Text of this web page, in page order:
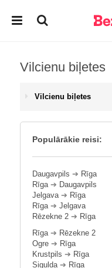
Vilcienu biļetes
Vilcienu biļetes
Populārākie reisi:
Daugavpils ➔ Rīga
Rīga➔ Daugavpils
Jelgava➔ Rīga
Rīga➔ Jelgava
Rēzekne 2 ➔ Rīga
Rīga➔ Rēzekne 2
Ogre ➔ Rīga
Krustpils ➔ Rīga
Sigulda➔ Rīga